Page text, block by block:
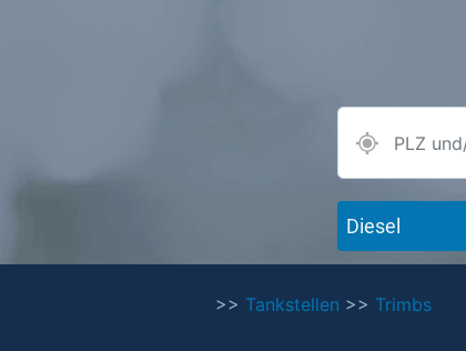
Diesel
>> Tankstellen >> Trimbs